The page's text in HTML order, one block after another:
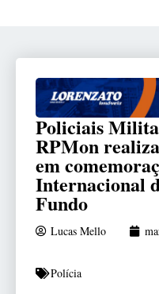
Policiais
RPMon
em
Internacional
Fundo
Lucas Mello
Polícia